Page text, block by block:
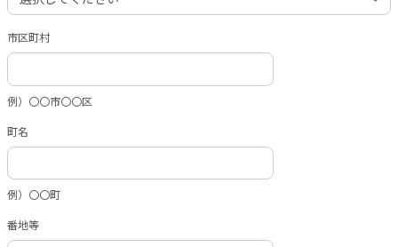
市区町村
例）〇〇市〇〇区
町名
例）〇〇町
番地等